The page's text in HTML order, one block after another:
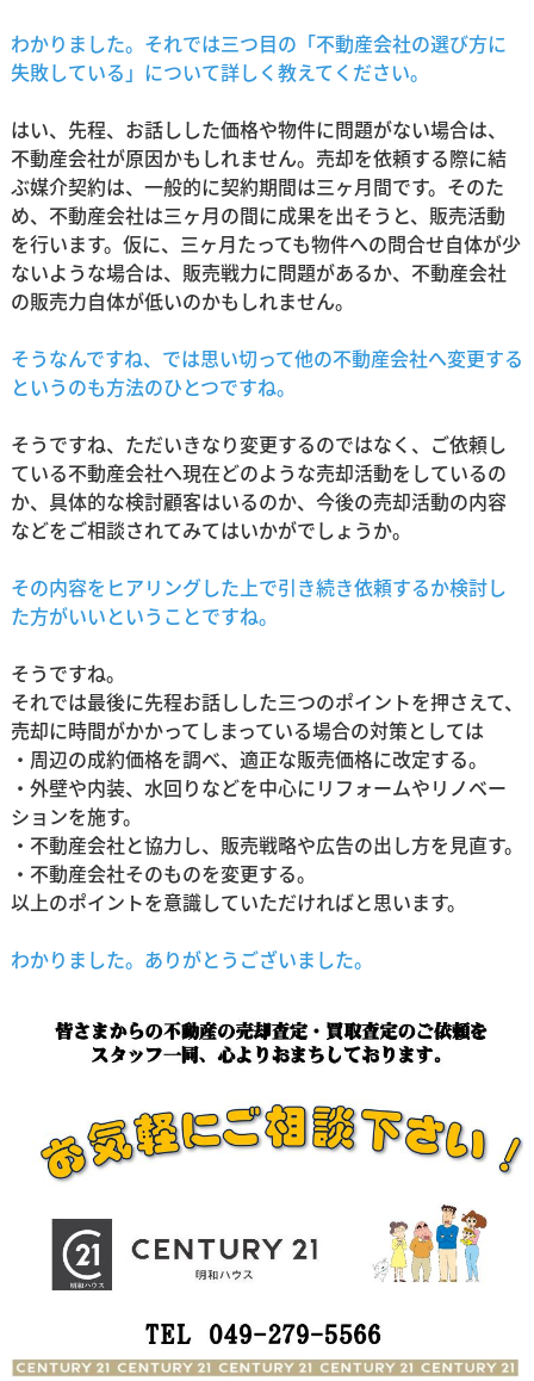
わかりました。それでは三つ目の「不動産会社の選び方に
失敗している」について詳しく教えてください。
はい、先程、お話しした価格や物件に問題がない場合は、
不動産会社が原因かもしれません。売却を依頼する際に結
ぶ媒介契約は、一般的に契約期間は三ヶ月間です。そのた
め、不動産会社は三ヶ月の間に成果を出そうと、販売活動
を行います。仮に、三ヶ月たっても物件への問合せ自体が少
ないような場合は、販売戦力に問題があるか、不動産会社
の販売力自体が低いのかもしれません。
そうなんですね、では思い切って他の不動産会社へ変更する
というのも方法のひとつですね。
そうですね、ただいきなり変更するのではなく、ご依頼し
ている不動産会社へ現在どのような売却活動をしているの
か、具体的な検討顧客はいるのか、今後の売却活動の内容
などをご相談されてみてはいかがでしょうか。
その内容をヒアリングした上で引き続き依頼するか検討し
た方がいいということですね。
そうですね。
それでは最後に先程お話しした三つのポイントを押さえて、
売却に時間がかかってしまっている場合の対策としては
・周辺の成約価格を調べ、適正な販売価格に改定する。
・外壁や内装、水回りなどを中心にリフォームやリノベー
ションを施す。
・不動産会社と協力し、販売戦略や広告の出し方を見直す。
・不動産会社そのものを変更する。
以上のポイントを意識していただければと思います。
わかりました。ありがとうございました。